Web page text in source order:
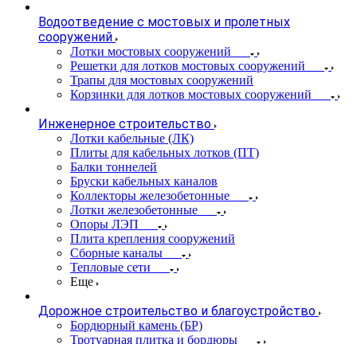
Водоотведение с мостовых и пролетных
сооружений
Лотки мостовых сооружений
Решетки для лотков мостовых сооружений
Трапы для мостовых сооружений
Корзинки для лотков мостовых сооружений
Инженерное строительство
Лотки кабельные (ЛК)
Плиты для кабельных лотков (ПТ)
Балки тоннелей
Бруски кабельных каналов
Коллекторы железобетонные
Лотки железобетонные
Опоры ЛЭП
Плита крепления сооружений
Сборные каналы
Тепловые сети
Еще
Дорожное строительство и благоустройство
Бордюрный камень (БР)
Тротуарная плитка и бордюры